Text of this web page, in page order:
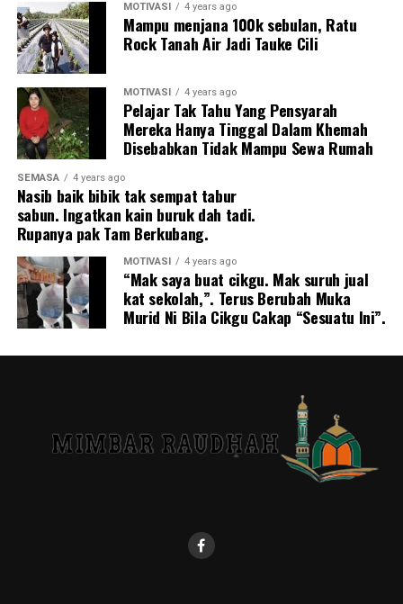
MOTIVASI 4 years ago
Mampu menjana 100k sebulan, Ratu
Rock Tanah Air Jadi Tauke Cili
MOTIVASI 4 years ago
Pelajar Tak Tahu Yang Pensyarah
Mereka Hanya Tinggal Dalam Khemah
Disebabkan Tidak Mampu Sewa Rumah
SEMASA 4 years ago
Nasib baik bibik tak sempat tabur
sabun. Ingatkan kain buruk dah tadi.
Rupanya pak Tam Berkubang.
MOTIVASI 4 years ago
“Mak saya buat cikgu. Mak suruh jual
kat sekolah,”. Terus Berubah Muka
Murid Ni Bila Cikgu Cakap “Sesuatu Ini”.